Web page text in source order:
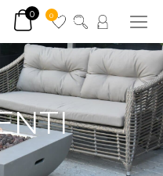
0
0